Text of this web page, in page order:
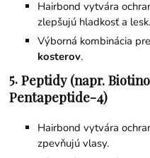
Hairbond vytvára
zlepšujú hladkosť a lesk.
Výborná kombinácia pre
kosterov.
5.Peptidy (napr.
Pentapeptide-4)
Hairbond vytvára
zpevňujú vlasy.